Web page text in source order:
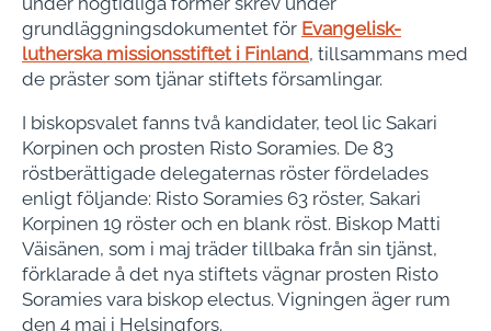
grundläggningsdokumentet för Evangelisk-
lutherska missionsstiftet i Finland, tillsammans med
de präster som tjänar stiftets församlingar.
I biskopsvalet fanns två kandidater, teol lic Sakari
Korpinen och prosten Risto Soramies. De 83
röstberättigade delegaternas röster fördelades
enligt följande: Risto Soramies 63 röster, Sakari
Korpinen 19 röster och en blank röst. Biskop Matti
Väisänen, som i maj träder tillbaka från sin tjänst,
förklarade å det nya stiftets vägnar prosten Risto
Soramies vara biskop electus. Vigningen äger rum
den 4 maj i Helsingfors.